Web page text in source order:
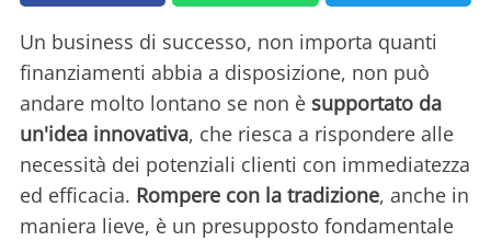
Un business di successo, non importa quanti
finanziamenti abbia a disposizione, non può
andare molto lontano se non è supportato da
un'idea innovativa, che riesca a rispondere alle
necessità dei potenziali clienti con immediatezza
ed efficacia. Rompere con la tradizione, anche in
maniera lieve, è un presupposto fondamentale